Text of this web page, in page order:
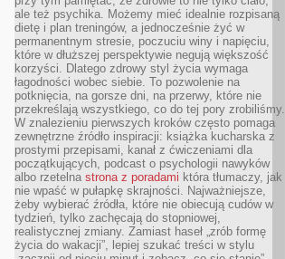
ale też psychika. Możemy mieć idealnie rozpisaną
dietę i plan treningów, a jednocześnie żyć w
permanentnym stresie, poczuciu winy i napięciu,
które w dłuższej perspektywie negują większość
korzyści. Dlatego zdrowy styl życia wymaga
łagodności wobec siebie. To pozwolenie na
potknięcia, na gorsze dni, na przerwy, które nie
przekreślają wszystkiego, co do tej pory zrobiliśmy.
W znalezieniu pierwszych kroków często pomaga
zewnętrzne źródło inspiracji: książka kucharska z
prostymi przepisami, kanał z ćwiczeniami dla
początkujących, podcast o psychologii nawyków
albo rzetelna strona z poradami która tłumaczy, jak
nie wpaść w pułapkę skrajności. Najważniejsze,
żeby wybierać źródła, które nie obiecują cudów w
tydzień, tylko zachęcają do stopniowej,
realistycznej zmiany. Zamiast haseł „zrób formę
życia do wakacji”, lepiej szukać treści w stylu